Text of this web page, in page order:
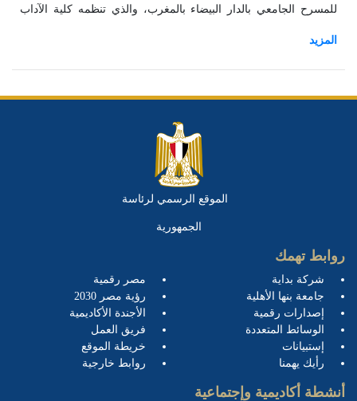
للمسرح الجامعي بالدار البيضاء بالمغرب، والذي تنظمه كلية الآداب
المسرحي بعنوان "أصحاب الأرض"، وهو العمل الذي سبق أن شارك به
الموقع الرسمي لرئاسة
الجمهورية
روابط تهمك
شركة بداية
جامعة بنها الأهلية
إصدارات رقمية
الوسائط المتعددة
إستبيانات
رأيك يهمنا
مصر رقمية
رؤية مصر 2030
الأجندة الأكاديمية
فريق العمل
خريطة الموقع
روابط خارجية
أنشطة أكاديمية وإجتماعية